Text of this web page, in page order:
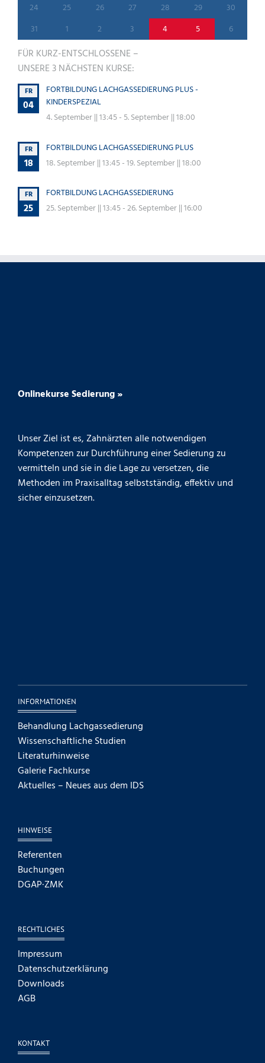
0
VERANSTALTUNGEN,
24
0
VERANSTALTUNGEN,
25
0
VERANSTALTUNGEN,
26
0
VERANSTALTUNGEN,
27
0
VERANSTALTUNGEN,
28
0
29
0
30
0
VERANSTALTUNGEN,
31
0
VERANSTALTUNGEN,
1
0
VERANSTALTUNGEN,
2
0
VERANSTALTUNGEN,
3
1
VERANSTALTUNG,
4
1
5
0
6
FÜR KURZ-ENTSCHLOSSENE –
UNSERE 3 NÄCHSTEN KURSE:
FORTBILDUNG LACHGASSEDIERUNG PLUS -
KINDERSPEZIAL
4. September || 13:45- 5. September || 18:00
FR
04
FORTBILDUNG LACHGASSEDIERUNG PLUS
18. September || 13:45-19. September || 18:00
FR
18
FORTBILDUNG LACHGASSEDIERUNG
25. September || 13:45-26. September || 16:00
FR
25
Onlinekurse Sedierung »
Unser Ziel ist es, Zahnärzten alle notwendigen
Kompetenzen zur Durchführung einer Sedierung zu
vermitteln und sie in die Lage zu versetzen, die
Methoden im Praxisalltag selbstständig, effektiv und
sicher einzusetzen.
INFORMATIONEN
Behandlung Lachgassedierung
Wissenschaftliche Studien
Literaturhinweise
Galerie Fachkurse
Aktuelles – Neues aus dem IDS
HINWEISE
Referenten
Buchungen
DGAP·ZMK
RECHTLICHES
Impressum
Datenschutzerklärung
Downloads
AGB
KONTAKT